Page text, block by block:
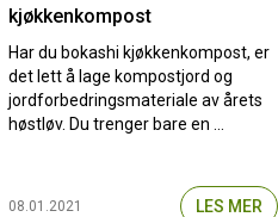
kjøkkenkompost
Har du bokashi kjøkkenkompost, er
det lett å lage kompostjord og
jordforbedringsmateriale av årets
høstløv. Du trenger bare en ...
08.01.2021 LES MER